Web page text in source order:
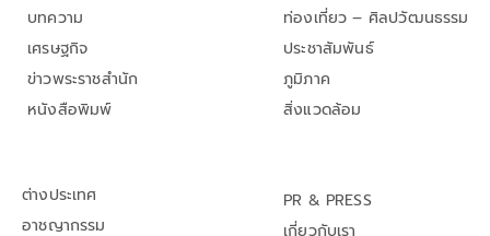
บทความ
เศรษฐกิจ
ข่าวพระราชสำนัก
หนังสือพิมพ์
ท่องเที่ยว – ศิลปวัฒนธรรม
ประชาสัมพันธ์
ภูมิภาค
สิ่งแวดล้อม
ต่างประเทศ
อาชญากรรม
PR & PRESS
เกี่ยวกับเรา